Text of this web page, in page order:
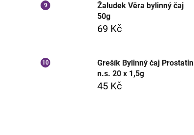
Žaludek Věra bylinný čaj
50g
69 Kč
Grešík Bylinný čaj Prostatin
n.s. 20 x 1,5g
45 Kč